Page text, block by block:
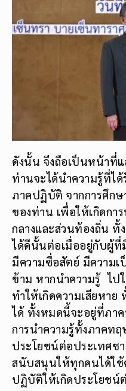
ดังนั้น จึงถือเป็นหน้าที่
ท่านจะได้นำความรู้ที่ไ
ภาคปฏิบัติ จากการศึกษ
ของท่าน เพื่อให้เกิดกา
กลางและส่วนท้องถิ่น ทั้
ได้ดีนั้นต่อเมื่ออยู่กับผู้
มีความซื่อสัตย์ มีความ
ข้าม หากนำความรู้ ไป
ทำให้เกิดความเสียหา
ได้ ทั้งหมดนี้จะอยู่ที่ภา
การนำความรู้ทั้งภาคท
ประโยชน์ต่อประเทศช
สนับสนุนให้ทุกคนได้ใช้
ปฏิบัติให้เกิดประโยชน์